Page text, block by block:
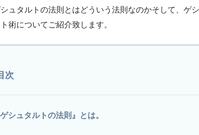
ュタルトの法則とはどういう法則なのかそして、ゲ
術についてご紹介致します。
次
ゲシュタルトの法則』とは。